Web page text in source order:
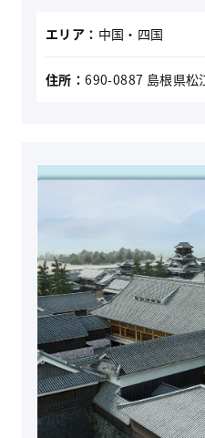
エリア： 中国・四国
住所：690-0887 島根県松